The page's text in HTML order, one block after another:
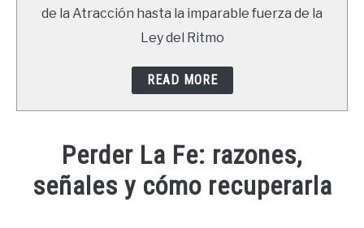
de la Atracción hasta la imparable fuerza de la
Ley del Ritmo
READ MORE
Perder La Fe: razones,
señales y cómo recuperarla